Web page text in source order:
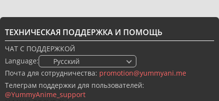
ТЕХНИЧЕСКАЯ ПОДДЕРЖКА И ПОМОЩЬ
ЧАТ С ПОДДЕРЖКОЙ
Language:
🇷🇺 Русский
Почта для сотрудничества: promotion@yummyani.me
Телеграм поддержки для пользователей:
@YummyAnime_support